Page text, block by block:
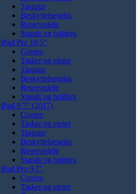
Tastatur
Beskyttelsesglas
Reservedele
Stands og holders
iPad Pro 10,5"
Covers
Tasker og etuier
Tastatur
Beskyttelsesglas
Reservedele
Stands og holders
iPad 9,7" (2017)
Covers
Tasker og etuier
Tastatur
Beskyttelsesglas
Reservedele
Stands og holders
iPad Pro 9,7"
Covers
Tasker og etuier